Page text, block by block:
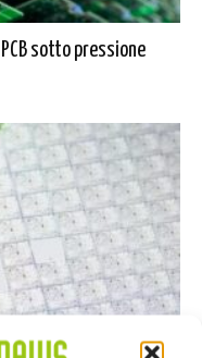
sotto pressione